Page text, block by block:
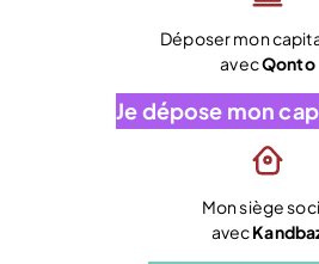
Déposer mon
avecQonto
Je dépose mon
Mon siège
avec